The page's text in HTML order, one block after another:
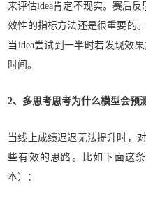
来评估idea肯定不现实。赛后
效性的指标方法还是很重要的
当idea尝试到一半时若发现效
时间。
2、多思考思考为什么模型会预
当线上成绩迟迟无法提升时，
些有效的思路。比如下面这
本）：